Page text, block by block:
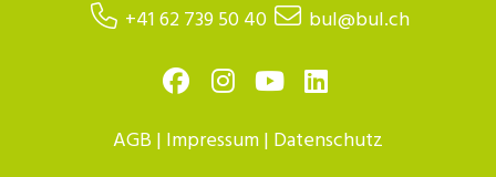
+41 62 739 50 40
bul@bul.ch
AGB | Impressum| Datenschutz